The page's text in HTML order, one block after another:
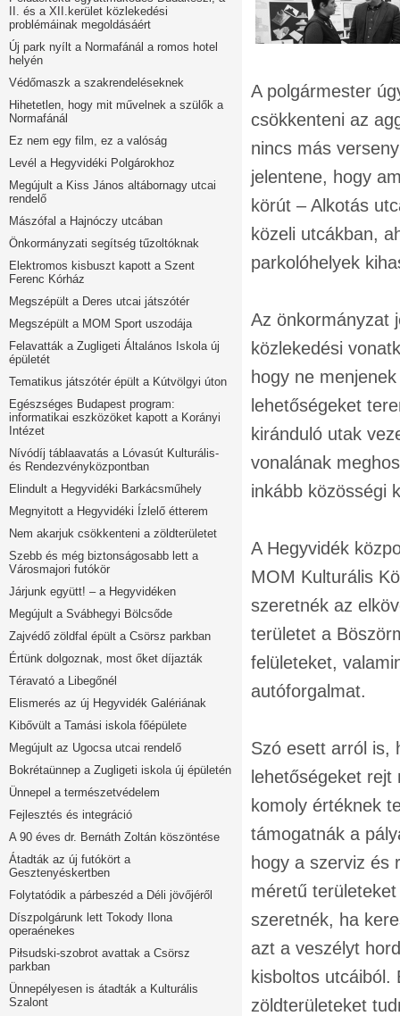
II. és a XII.kerület közlekedési
problémáinak megoldásáért
Új park nyílt a Normafánál a romos hotel
helyén
Védőmaszk a szakrendeléseknek
Hihetetlen, hogy mit művelnek a szülők a
Normafánál
Ez nem egy film, ez a valóság
Levél a Hegyvidéki Polgárokhoz
Megújult a Kiss János altábornagy utcai
rendelő
Mászófal a Hajnóczy utcában
Önkormányzati segítség tűzoltóknak
Elektromos kisbuszt kapott a Szent
Ferenc Kórház
Megszépült a Deres utcai játszótér
Megszépült a MOM Sport uszodája
Felavatták a Zugligeti Általános Iskola új
épületét
Tematikus játszótér épült a Kútvölgyi úton
Egészséges Budapest program:
informatikai eszközöket kapott a Korányi
Intézet
Nívódíj táblaavatás a Lóvasút Kulturális-
és Rendezvényközpontban
Elindult a Hegyvidéki Barkácsműhely
Megnyitott a Hegyvidéki Ízlelő étterem
Nem akarjuk csökkenteni a zöldterületet
Szebb és még biztonságosabb lett a
Városmajori futókör
Járjunk együtt! – a Hegyvidéken
Megújult a Svábhegyi Bölcsőde
Zajvédő zöldfal épült a Csörsz parkban
Értünk dolgoznak, most őket díjazták
Téravató a Libegőnél
Elismerés az új Hegyvidék Galériának
Kibővült a Tamási iskola főépülete
Megújult az Ugocsa utcai rendelő
Bokrétaünnep a Zugligeti iskola új épületén
Ünnepel a természetvédelem
Fejlesztés és integráció
A 90 éves dr. Bernáth Zoltán köszöntése
Átadták az új futókört a
Gesztenyéskertben
Folytatódik a párbeszéd a Déli jövőjéről
Díszpolgárunk lett Tokody Ilona
operaénekes
Piłsudski-szobrot avattak a Csörsz
parkban
Ünnepélyesen is átadták a Kulturális
Szalont
A polgármester
csökkenteni az
nincs más
jelentene, hogy
körút – Alkotás
közeli utcákban,
parkolóhelyek
Az önkormányzat
közlekedési
hogy ne
lehetőségeket
kiránduló utak
vonalának
inkább közösségi
A Hegyvidék
MOM Kulturális
szeretnék az
területet a
felületeket,
autóforgalmat.
Szó esett arról is,
lehetőségeket
komoly értéknek
támogatnák a
hogy a szerviz és
méretű
szeretnék, ha
azt a veszélyt
kisboltos
zöldterületeket